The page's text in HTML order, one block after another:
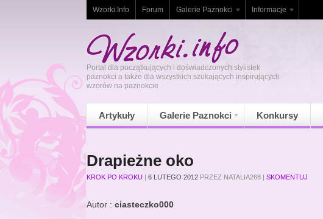
Wzorki.Info Forum Galerie Paznokci Informacje
Portal dla początkujących i doświadczonych stylistek
paznokci a także dla wszystkich szukających inspirujących
wzorów na paznokcie
Artykuły Galerie Paznokci Konkursy
Drapieżne oko
KROK PO KROKU | 6 LUTEGO 2012 PRZEZ NATALIA268 | SKOMENTUJ
Autor : ciasteczko000